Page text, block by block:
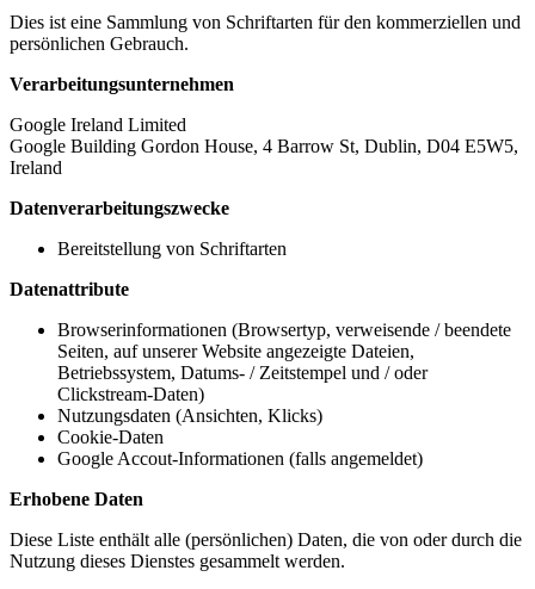
Dies ist eine Sammlung von Schriftarten für den kommerziellen und
persönlichen Gebrauch.
Verarbeitungsunternehmen
Google Ireland Limited
Google Building Gordon House, 4 Barrow St, Dublin, D04 E5W5,
Ireland
Datenverarbeitungszwecke
Bereitstellung von Schriftarten
Datenattribute
Browserinformationen (Browsertyp, verweisende / beendete
Seiten, auf unserer Website angezeigte Dateien,
Betriebssystem, Datums- / Zeitstempel und / oder
Clickstream-Daten)
Nutzungsdaten (Ansichten, Klicks)
Cookie-Daten
Google Accout-Informationen (falls angemeldet)
Erhobene Daten
Diese Liste enthält alle (persönlichen) Daten, die von oder durch die
Nutzung dieses Dienstes gesammelt werden.